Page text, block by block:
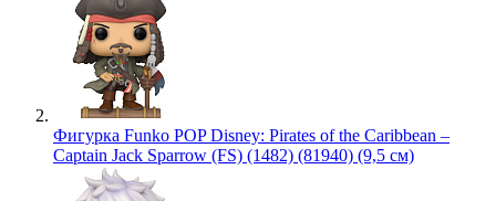
Фигурка Funko POP Disney: Pirates of the Caribbean –
Captain Jack Sparrow (FS) (1482) (81940) (9,5 см)